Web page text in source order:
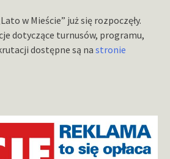
w Mieście” już się rozpoczęły.
dotyczące turnusów, programu,
dostępne są na stronie